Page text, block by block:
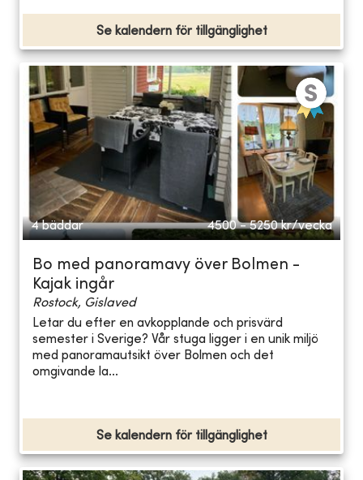
Se kalendern för tillgänglighet
4 bäddar 4500 - 5250 kr/vecka
Bo med panoramavy över Bolmen -
Kajak ingår
Rostock, Gislaved
Letar du efter en avkopplande och prisvärd
semester i Sverige? Vår stuga ligger i en unik miljö
med panoramautsikt över Bolmen och det
omgivande la...
Se kalendern för tillgänglighet